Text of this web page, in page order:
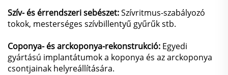
Szív- és érrendszeri sebészet:Szívritmus-szabályozó
tokok, mesterséges szívbillentyű gyűrűk stb.
Coponya- és arckoponya-rekonstrukció: Egyedi
gyártású implantátumok a koponya és az arckoponya
csontjainak helyreállítására.